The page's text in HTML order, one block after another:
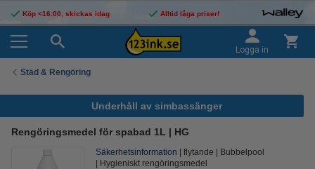
Köp <16:00, skickas idag Alltid låga priser!
Logga in
Städ & Rengöring
Underhåll av simbassänger
Rengöringsmedel för spabad 1L | HG
Säkerhetsinformation flytande
Bubbelpool
Hygieniskt rengöringsmedel